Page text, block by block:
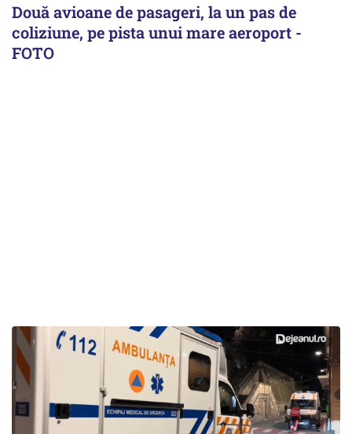
Două avioane de pasageri, la un pas de
coliziune, pe pista unui mare aeroport -
FOTO